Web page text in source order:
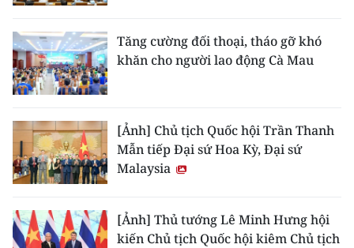
Tăng cường đối thoại, tháo gỡ khó
khăn cho người lao động Cà Mau
[Ảnh] Chủ tịch Quốc hội Trần Thanh
Mẫn tiếp Đại sứ Hoa Kỳ, Đại sứ
Malaysia
[Ảnh] Thủ tướng Lê Minh Hưng hội
kiến Chủ tịch Quốc hội kiêm Chủ tịch